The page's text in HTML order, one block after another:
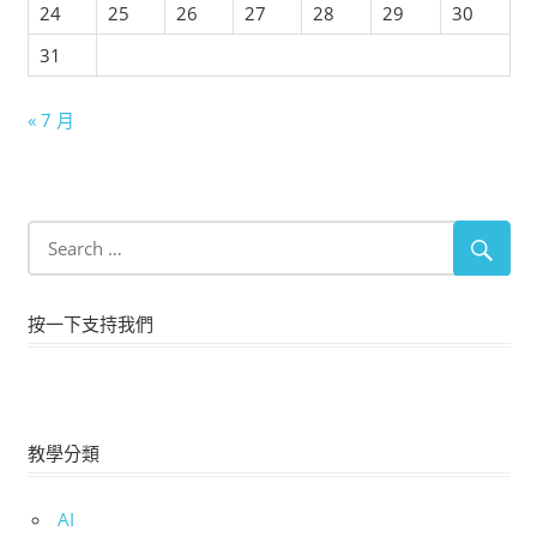
24
25 26 27 28 29
30
31
« 7 月
按一下支持我們
教學分類
AI